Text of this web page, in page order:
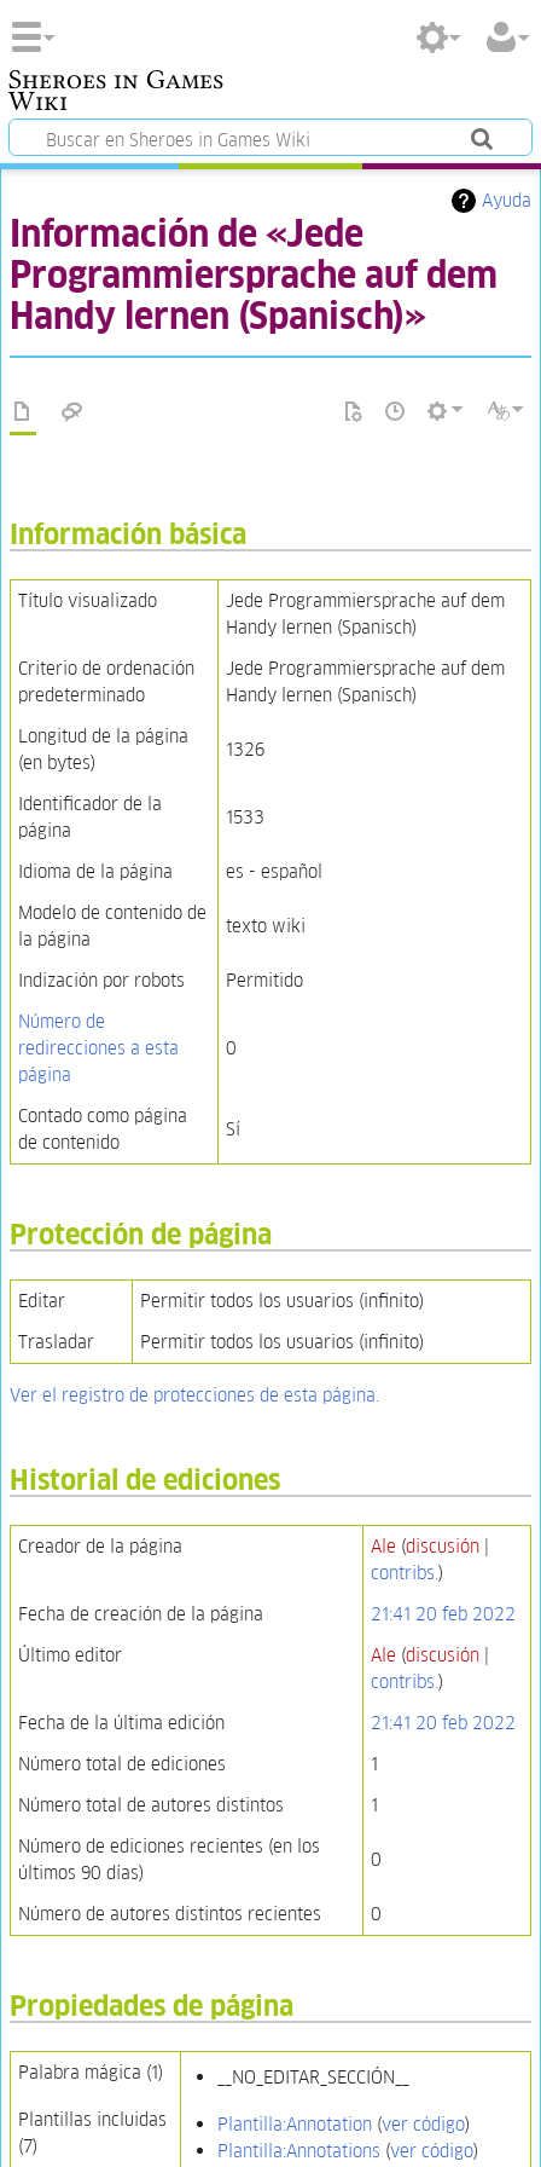
Sheroes in Games
Wiki
Ayuda
Información de «Jede
Programmiersprache auf dem
Handy lernen (Spanisch)»
Información básica
Título visualizado
Jede Programmiersprache auf dem
Handy lernen (Spanisch)
Criterio de ordenación
predeterminado
Jede Programmiersprache auf dem
Handy lernen (Spanisch)
Longitud de la página
(en bytes)
1326
Identificador de la
página
1533
Idioma de la página
es - español
Modelo de contenido de
la página
texto wiki
Indización por robots
Permitido
Número de
redirecciones a esta
página
0
Contado como página
de contenido
Sí
Protección de página
Editar
Permitir todos los usuarios (infinito)
Trasladar
Permitir todos los usuarios (infinito)
Ver el registro de protecciones de esta página.
Historial de ediciones
Creador de la página Ale (discusión|
contribs. )
Fecha de creación de la página
21:41 20 feb 2022
Último editor
Ale (discusión|
contribs. )
Fecha de la última edición
21:41 20 feb 2022
Número total de ediciones
1
Número total de autores distintos
1
Número de ediciones recientes (en los
últimos 90 días)
0
Número de autores distintos recientes 0
Propiedades de página
Palabra mágica (1)
__NO_EDITAR_SECCIÓN__
Plantillas incluidas
(7)
Plantilla:Annotation (ver código)
Plantilla:Annotations (ver código)